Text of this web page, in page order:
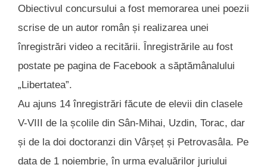
Obiectivul concursului a fost memorarea unei poezii
scrise de un autor român și realizarea unei
înregistrări video a recitării. Înregistrările au fost
postate pe pagina de Facebook a săptămânalului
„Libertatea”.
Au ajuns 14 înregistrări făcute de elevii din clasele
V-VIII de la școlile din Sân-Mihai, Uzdin, Torac, dar
și de la doi doctoranzi din Vârșeț și Petrovasâla. Pe
data de 1 noiembrie, în urma evaluărilor juriului